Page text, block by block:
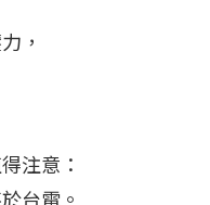
，
注意：
台電。